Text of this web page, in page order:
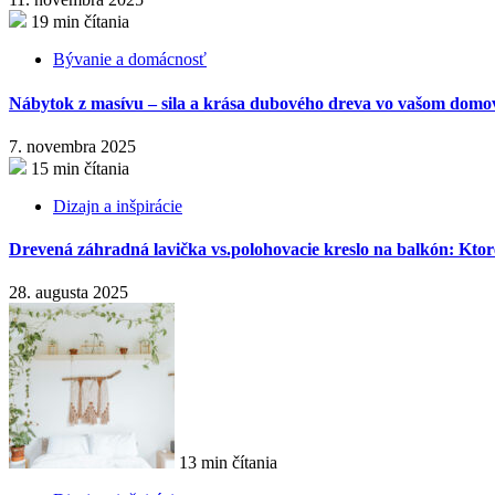
19 min čítania
Bývanie a domácnosť
Nábytok z masívu – sila a krása dubového dreva vo vašom
7. novembra 2025
15 min čítania
Dizajn a inšpirácie
Drevená záhradná lavička vs.polohovacie kreslo na balkón:
28. augusta 2025
13 min čítania